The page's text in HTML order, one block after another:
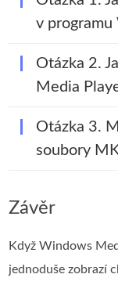
v
Otázka 2.
Media
Otázka 3.
soubory
Závěr
Když Windows
jednoduše zobrazí